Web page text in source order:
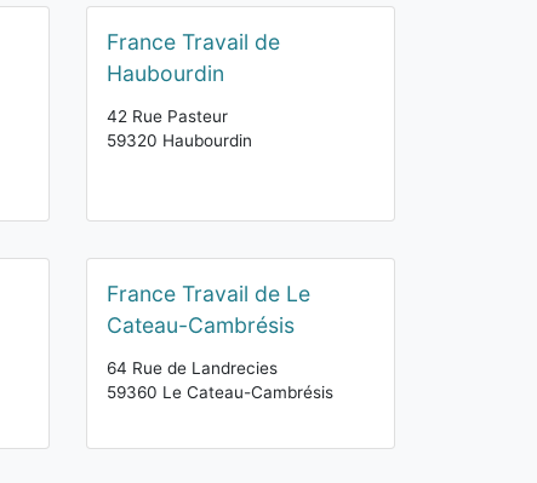
France Travail de
Haubourdin
42 Rue Pasteur
59320 Haubourdin
France Travail de Le
Cateau-Cambrésis
64 Rue de Landrecies
59360 Le Cateau-Cambrésis